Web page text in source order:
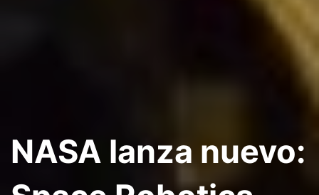
NASA lanza nuevo: